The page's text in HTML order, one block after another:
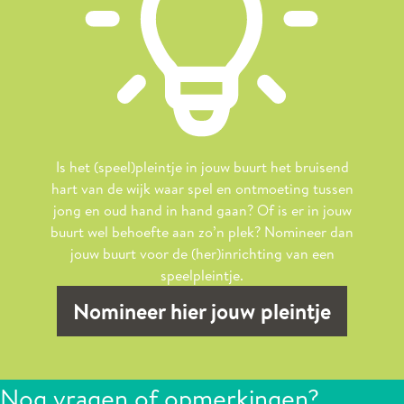
Is het (speel)pleintje in jouw buurt het bruisend
hart van de wijk waar spel en ontmoeting tussen
jong en oud hand in hand gaan? Of is er in jouw
buurt wel behoefte aan zo’n plek? Nomineer dan
jouw buurt voor de (her)inrichting van een
speelpleintje.
Nomineer hier jouw pleintje